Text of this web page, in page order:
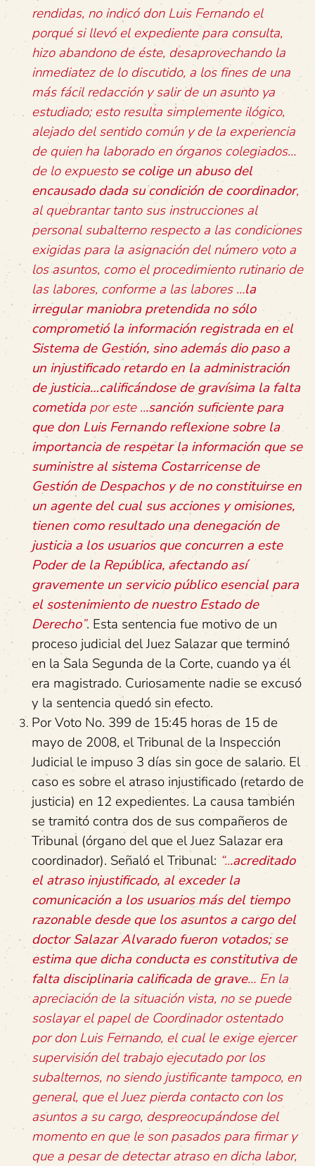
rendidas, no indicó don Luis Fernando el
porqué si llevó el expediente para consulta,
hizo abandono de éste, desaprovechando la
inmediatez de lo discutido, a los fines de una
más fácil redacción y salir de un asunto ya
estudiado; esto resulta simplemente ilógico,
alejado del sentido común y de la experiencia
de quien ha laborado en órganos colegiados…
de lo expuestose colige un abuso del
encausado dada su condición de coordinador,
al quebrantar tanto sus instrucciones al
personal subalterno respecto a las condiciones
exigidas para la asignación del número voto a
los asuntos, como el procedimiento rutinario de
las labores, conforme a las labores …la
irregular maniobra pretendida no sólo
comprometió la información registrada en el
Sistema de Gestión, sino además dio paso a
un injustificado retardo en la administración
de justicia…calificándose de gravísima la falta
cometida por este ...sanción suficiente para
que don Luis Fernando reflexione sobre la
importancia de respetar la información que se
suministre al sistema Costarricense de
Gestión de Despachos y de no constituirse en
un agente del cual sus acciones y omisiones,
tienen como resultado una denegación de
justicia a los usuarios que concurren a este
Poder de la República, afectando así
gravemente un servicio público esencial para
el sostenimiento de nuestro Estado de
Derecho”. Esta sentencia fue motivo de un
proceso judicial del Juez Salazar que terminó
en la Sala Segunda de la Corte, cuando ya él
era magistrado. Curiosamente nadie se excusó
y la sentencia quedó sin efecto.
Por Voto No. 399 de 15:45 horas de 15 de
mayo de 2008, el Tribunal de la Inspección
Judicial le impuso 3 días sin goce de salario. El
caso es sobre el atraso injustificado (retardo de
justicia) en 12 expedientes. La causa también
se tramitó contra dos de sus compañeros de
Tribunal (órgano del que el Juez Salazar era
coordinador). Señaló el Tribunal: “...acreditado
el atraso injustificado, al exceder la
comunicación a los usuarios más del tiempo
razonable desde que los asuntos a cargo del
doctor Salazar Alvarado fueron votados; se
estima que dicha conducta es constitutiva de
falta disciplinaria calificada de grave… En la
apreciación de la situación vista, no se puede
soslayar el papel de Coordinador ostentado
por don Luis Fernando, el cual le exige ejercer
supervisión del trabajo ejecutado por los
subalternos, no siendo justificante tampoco, en
general, que el Juez pierda contacto con los
asuntos a su cargo, despreocupándose del
momento en que le son pasados para firmar y
que a pesar de detectar atraso en dicha labor,